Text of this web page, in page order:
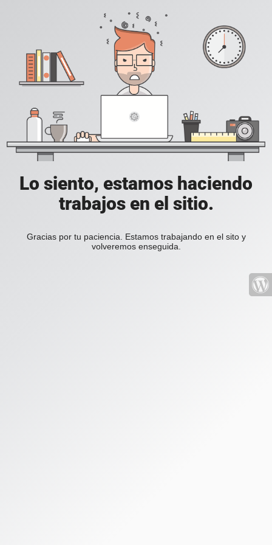
Lo siento, estamos haciendo
trabajos en el sitio.
Gracias por tu paciencia. Estamos trabajando en el sito y
volveremos enseguida.